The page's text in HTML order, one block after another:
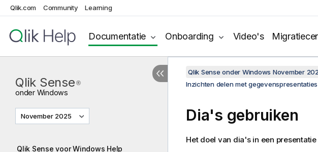
Qlik.com Community Learning
Documentatie Onboarding Video's
Qlik Sense ®
onder Windows
November 2025
Qlik Sense voor Windows Help
Qlik Sense onder Windows November
Inzichten delen met gegevenspresentaties
Dia's gebruiken
Het doel van dia's in een